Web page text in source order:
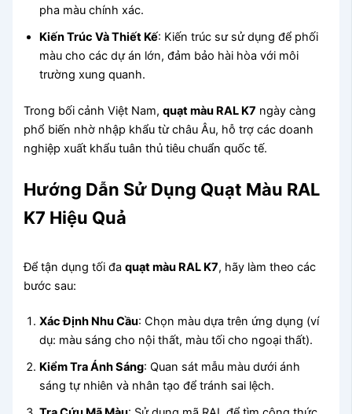
pha màu chính xác.
Kiến Trúc Và Thiết Kế: Kiến trúc sư sử dụng để phối
màu cho các dự án lớn, đảm bảo hài hòa với môi
trường xung quanh.
Trong bối cảnh Việt Nam,quạt màu RAL K7 ngày càng
phổ biến nhờ nhập khẩu từ châu Âu, hỗ trợ các doanh
nghiệp xuất khẩu tuân thủ tiêu chuẩn quốc tế.
Hướng Dẫn Sử Dụng Quạt Màu RAL
K7 Hiệu Quả
Để tận dụng tối đaquạt màu RAL K7, hãy làm theo các
bước sau:
Xác Định Nhu Cầu: Chọn màu dựa trên ứng dụng (ví
dụ: màu sáng cho nội thất, màu tối cho ngoại thất).
Kiểm Tra Ánh Sáng: Quan sát mẫu màu dưới ánh
sáng tự nhiên và nhân tạo để tránh sai lệch.